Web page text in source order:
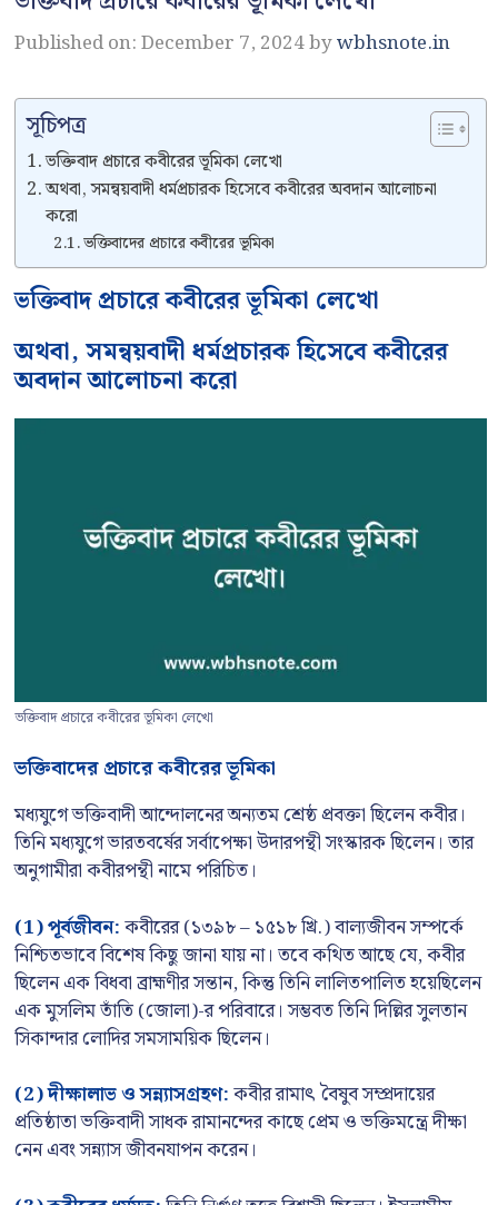
Published on: December 7, 2024bywbhsnote.in
সূচিপত্র
ভক্তিবাদ প্রচারে কবীরের ভূমিকা লেখো
অথবা, সমন্বয়বাদী ধর্মপ্রচারক হিসেবে কবীরের অবদান আলোচনা
করো
ভক্তিবাদের প্রচারে কবীরের ভূমিকা
ভক্তিবাদ প্রচারে কবীরের ভূমিকা লেখো
অথবা, সমন্বয়বাদী ধর্মপ্রচারক হিসেবে কবীরের
অবদান আলোচনা করো
ভক্তিবাদ প্রচারে কবীরের ভূমিকা লেখো
ভক্তিবাদের প্রচারে কবীরের ভূমিকা
মধ্যযুগে ভক্তিবাদী আন্দোলনের অন্যতম শ্রেষ্ঠ প্রবক্তা ছিলেন কবীর।
তিনি মধ্যযুগে ভারতবর্ষের সর্বাপেক্ষা উদারপন্থী সংস্কারক ছিলেন। তার
অনুগামীরা কবীরপন্থী নামে পরিচিত।
(1) পূর্বজীবন:কবীরের (১৩৯৮ – ১৫১৮ খ্রি.) বাল্যজীবন সম্পর্কে
নিশ্চিতভাবে বিশেষ কিছু জানা যায় না। তবে কথিত আছে যে, কবীর
ছিলেন এক বিধবা ব্রাহ্মণীর সন্তান, কিন্তু তিনি লালিতপালিত হয়েছিলেন
এক মুসলিম তাঁতি (জোলা)-র পরিবারে। সম্ভবত তিনি দিল্লির সুলতান
সিকান্দার লোদির সমসাময়িক ছিলেন।
(2) দীক্ষালাভ ও সন্ন্যাসগ্রহণ:কবীর রামাৎ বৈষুব সম্প্রদায়ের
প্রতিষ্ঠাতা ভক্তিবাদী সাধক রামানন্দের কাছে প্রেম ও ভক্তিমন্ত্রে দীক্ষা
নেন এবং সন্ন্যাস জীবনযাপন করেন।